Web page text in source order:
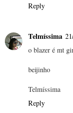
Reply
Telmíssima
o blazer é mt
beijinho
Telmíssima
Reply